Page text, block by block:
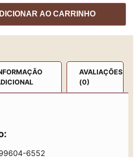
AO CARRINHO
AVALIAÇÕES
(0)
6552